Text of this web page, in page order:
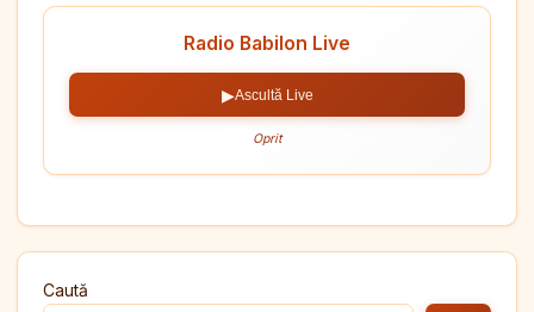
Radio Babilon Live
▶Ascultă Live
Oprit
Caută